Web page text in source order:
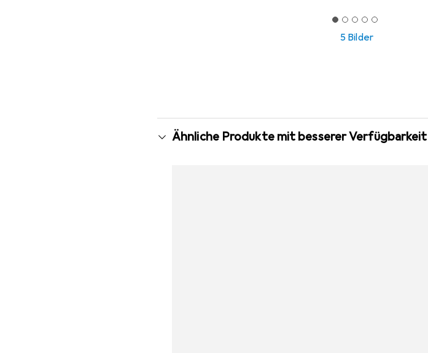
5 Bilder
Ähnliche Produkte mit besserer Verfügbarkeit